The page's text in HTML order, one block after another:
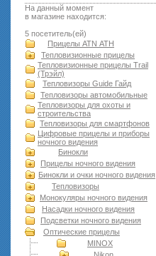
На данный момент
в магазине находится:
5 посетитель(ей)
Прицелы ATN АТН
Тепловизионные прицелы
Тепловизионные прицелы Trail
(Трэйл)
Тепловизоры Guide Гайд
Тепловизоры автомобильные
Тепловизоры для охоты и
строительства
Тепловизоры для смартфонов
Цифровые прицелы и приборы
ночного видения
Бинокли
Прицелы ночного видения
Бинокли и очки ночного видения
Тепловизоры
Монокуляры ночного видения
Насадки ночного видения
Подсветки ночного видения
Оптические прицелы
MINOX